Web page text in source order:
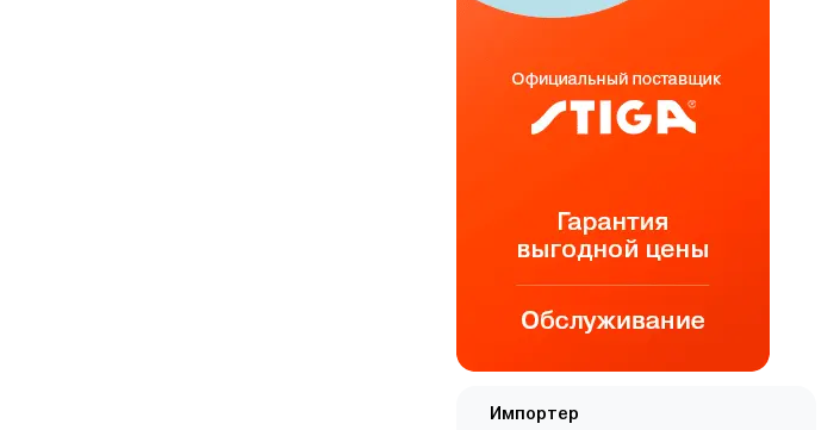
Импортер